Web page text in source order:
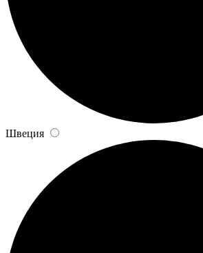
Швеция